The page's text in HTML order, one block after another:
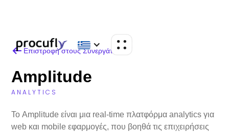
Επιστροφή στους Συνεργάτες
Amplitude
ANALYTICS
Το Amplitude είναι μια real-time πλατφόρμα analytics για
web και mobile εφαρμογές, που βοηθά τις επιχειρήσεις